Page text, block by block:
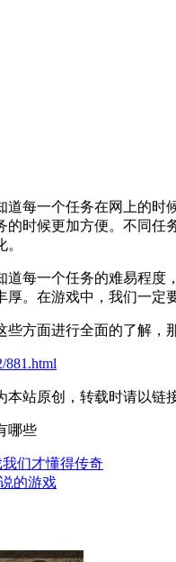
道每一个任务在网上的
的时候更加方便。不同
道每一个任务的难易程
。在游戏中，我们一定
方面进行全面的了解，
881.html
站原创，转载时请以链
哪些
们才懂得传奇
的游戏